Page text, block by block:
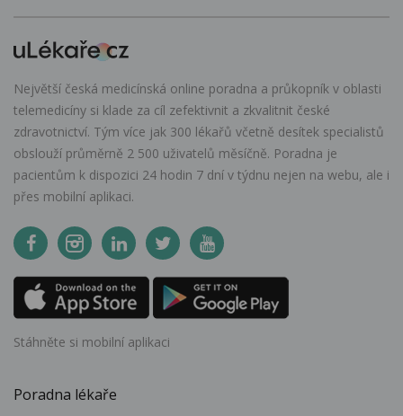
Největší česká medicínská online poradna a průkopník v oblasti
telemedicíny si klade za cíl zefektivnit a zkvalitnit české
zdravotnictví. Tým více jak 300 lékařů včetně desítek specialistů
obslouží průměrně 2 500 uživatelů měsíčně. Poradna je
pacientům k dispozici 24 hodin 7 dní v týdnu nejen na webu, ale i
přes mobilní aplikaci.
Stáhněte si mobilní aplikaci
Poradna lékaře